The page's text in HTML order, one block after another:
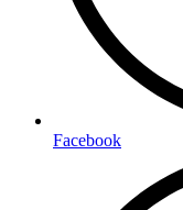
Facebook